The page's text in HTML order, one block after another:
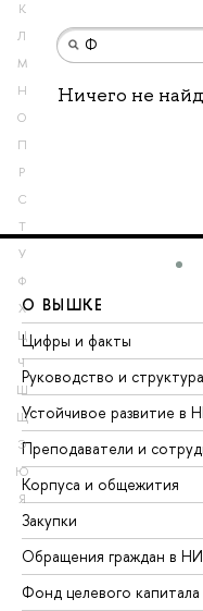
К
Л
М
Н
О
П
Р
С
Т
У
Ф
Х
Ц
Ч
Ш
Щ
Э
Ю
Я
Ничего не
О ВЫШКЕ
Цифры и факты
Руководство и структура
Устойчивое развитие в
Преподаватели и
Корпуса и общежития
Закупки
Обращения граждан в
Фонд целевого капитала